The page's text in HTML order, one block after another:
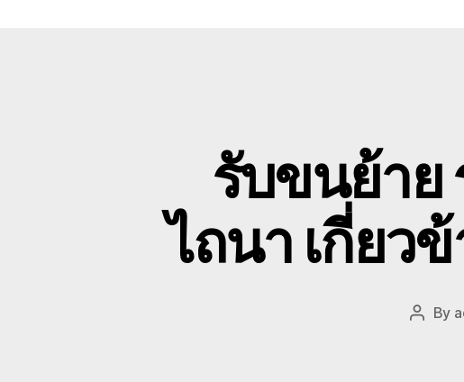
รับขนย้าย
ไถนา เกี่ย
Post
By